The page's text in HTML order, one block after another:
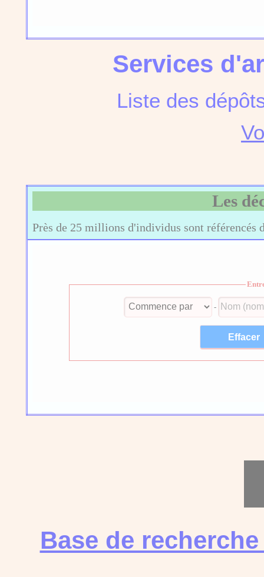
Services
Liste des
Les
Près de 25 millions d'individus sont référencés
-
Base de